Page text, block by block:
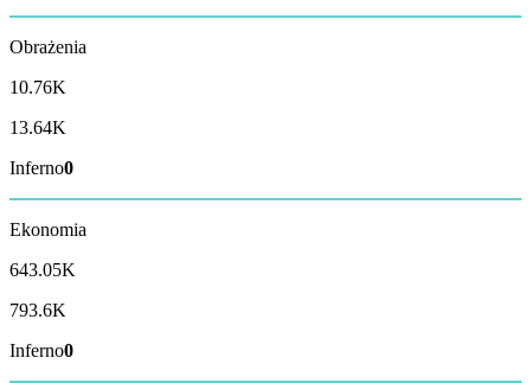
Obrażenia
10.76K
13.64K
Inferno0
Ekonomia
643.05K
793.6K
Inferno0